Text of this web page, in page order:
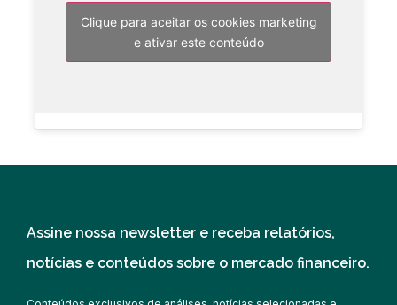
Clique para aceitar os cookies marketing
e ativar este conteúdo
Assine nossa newsletter e receba relatórios,
notícias e conteúdos sobre o mercado financeiro.